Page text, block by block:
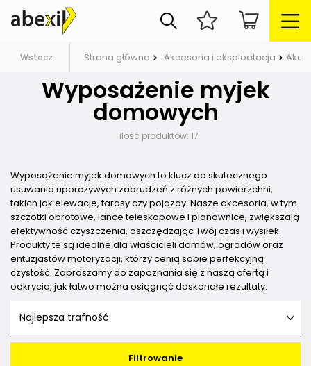
Wstecz Strona główna Akcesoria i eksploatacja
Wyposażenie myjek
domowych
ilość produktów: 17
Wyposażenie myjek domowych to klucz do skutecznego
usuwania uporczywych zabrudzeń z różnych powierzchni,
takich jak elewacje, tarasy czy pojazdy. Nasze akcesoria, w tym
szczotki obrotowe, lance teleskopowe i pianownice, zwiększają
efektywność czyszczenia, oszczędzając Twój czas i wysiłek.
Produkty te są idealne dla właścicieli domów, ogrodów oraz
entuzjastów motoryzacji, którzy cenią sobie perfekcyjną
czystość. Zapraszamy do zapoznania się z naszą ofertą i
odkrycia, jak łatwo można osiągnąć doskonałe rezultaty.
Najlepsza trafność
Filtrowanie